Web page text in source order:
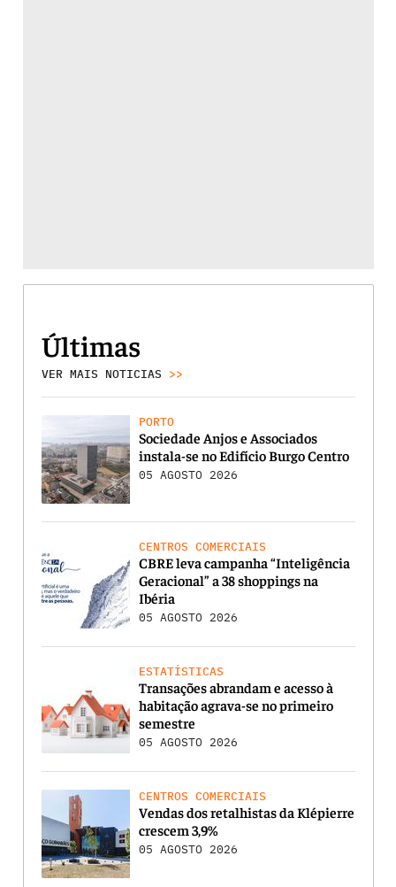
Últimas
VER MAIS NOTICIAS >>
PORTO
Sociedade Anjos e Associados
instala-se no Edifício Burgo Centro
05 AGOSTO 2026
CENTROS COMERCIAIS
CBRE leva campanha “Inteligência
Geracional” a 38 shoppings na
Ibéria
05 AGOSTO 2026
ESTATÍSTICAS
Transações abrandam e acesso à
habitação agrava-se no primeiro
semestre
05 AGOSTO 2026
CENTROS COMERCIAIS
Vendas dos retalhistas da Klépierre
crescem 3,9%
05 AGOSTO 2026